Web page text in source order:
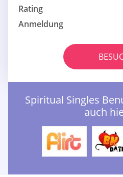
Rating
Anmeldung
Spiritual Singles
auch